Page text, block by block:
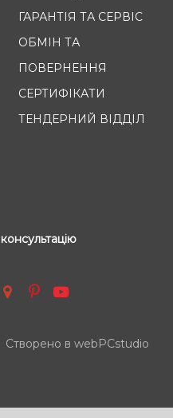
ГАРАНТІЯ ТА СЕРВІС
ОБМІН ТА
ПОВЕРНЕННЯ
СЕРТИФІКАТИ
ТЕНДЕРНИЙ ВІДДІЛ
Створено в webPCstudio